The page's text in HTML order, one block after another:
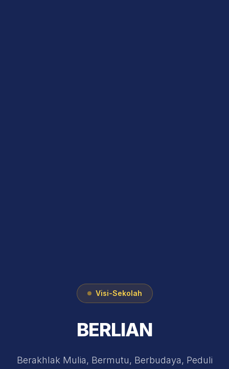
Visi-Sekolah
BERLIAN
Berakhlak Mulia, Bermutu, Berbudaya, Peduli